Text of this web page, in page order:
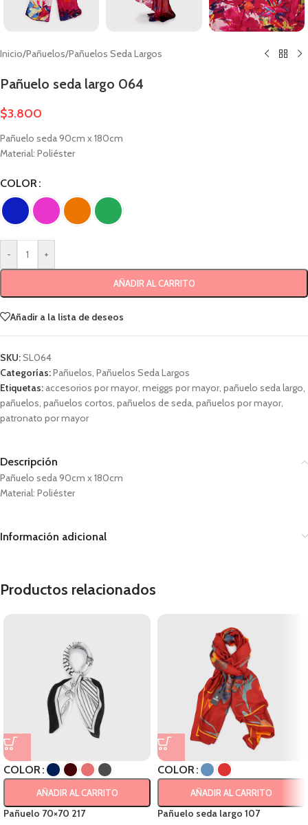
Inicio/Pañuelos/Pañuelos Seda Largos
Pañuelo seda largo 064
$3.800
Pañuelo seda 90cm x 180cm
Material: Poliéster
COLOR
- +
AÑADIR AL CARRITO
Añadir a la lista de deseos
SKU:SL064
Categorías:Pañuelos, Pañuelos Seda Largos
Etiquetas: accesorios por mayor, meiggs por mayor, pañuelo seda largo,
pañuelos, pañuelos cortos, pañuelos de seda, pañuelos por mayor,
patronato por mayor
Descripción
Pañuelo seda 90cm x 180cm
Material: Poliéster
Información adicional
Productos relacionados
COLOR
AÑADIR AL CARRITO
Pañuelo 70×70 217
COLOR
AÑADIR AL CARRITO
Pañuelo seda largo 107